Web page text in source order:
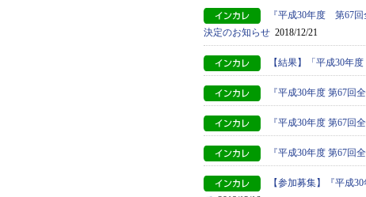
『平成30年度 第67
決定のお知らせ 2018/12/21
【結果】「平成30年
『平成30年度 第67回
『平成30年度 第67
『平成30年度 第67回
【参加募集】『平成